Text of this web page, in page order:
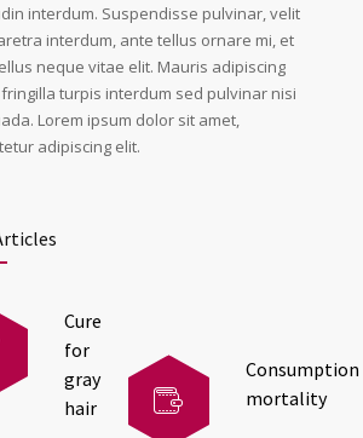
interdum. Suspendisse pulvinar, velit
interdum, ante tellus ornare mi, et
neque vitae elit. Mauris adipiscing
turpis interdum sed pulvinar nisi
Lorem ipsum dolor sit amet,
adipiscing elit.
Cure
for
gray
hair
Consumption
mortality